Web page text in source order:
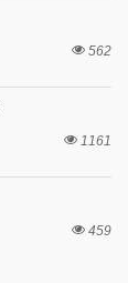
562
1161
459